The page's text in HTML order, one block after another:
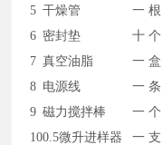
5 干燥管
一 根
6 密封垫
十 个
7 真空油脂
一 盒
8 电源线
一 条
9 磁力搅拌棒
一 个
100.5微升进样器
一 支